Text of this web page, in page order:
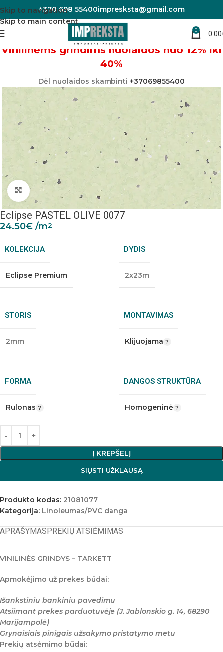
Skip to navigation
Skip to main content
+370 698 55400impresksta@gmail.com
0 0.00
Pradžia Linoleumas/PVC danga
Vinilinėms grindims nuolaidos nuo 12% iki
40%
Dėl nuolaidos skambinti +37069855400
Padidinti nuotrauką
Eclipse PASTEL OLIVE 0077
24.50€ /m2
KOLEKCIJA
Eclipse Premium
DYDIS
2x23m
STORIS
2mm
MONTAVIMAS
Klijuojama
FORMA
Rulonas
DANGOS STRUKTŪRA
Homogeninė
Į KREPŠELĮ
SIŲSTI UŽKLAUSĄ
Produkto kodas: 21081077
Kategorija: Linoleumas/PVC danga
APRAŠYMASPREKIŲ ATSIĖMIMAS
VINILINĖS GRINDYS – TARKETT
Apmokėjimo už prekes būdai:
Išankstiniu bankiniu pavedimu
Atsiimant prekes parduotuvėje (J. Jablonskio g. 14, 68290
Marijampolė)
Grynaisiais pinigais užsakymo pristatymo metu
Prekių atsėmimo būdai: